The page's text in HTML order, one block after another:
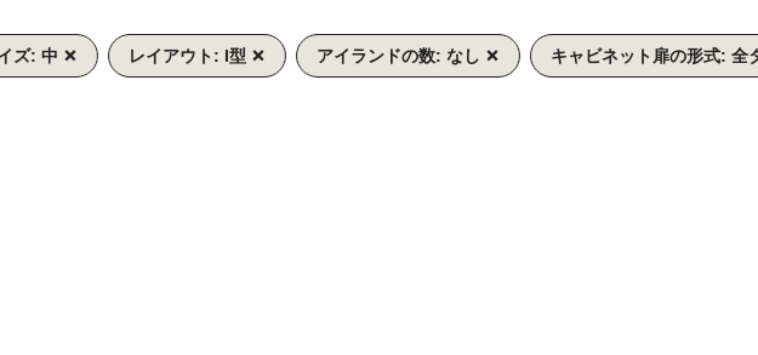
ズ: 中 レイアウト: I型 アイランドの数: なし キャビネット扉の形式: 全